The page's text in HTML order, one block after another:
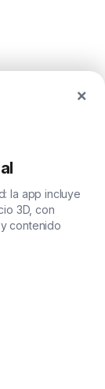
×
la app incluye
3D, con
contenido